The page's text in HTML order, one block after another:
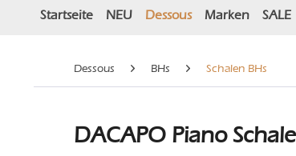
Startseite NEU Dessous Marken SALE
Dessous BHs Schalen BHs
DACAPO Piano